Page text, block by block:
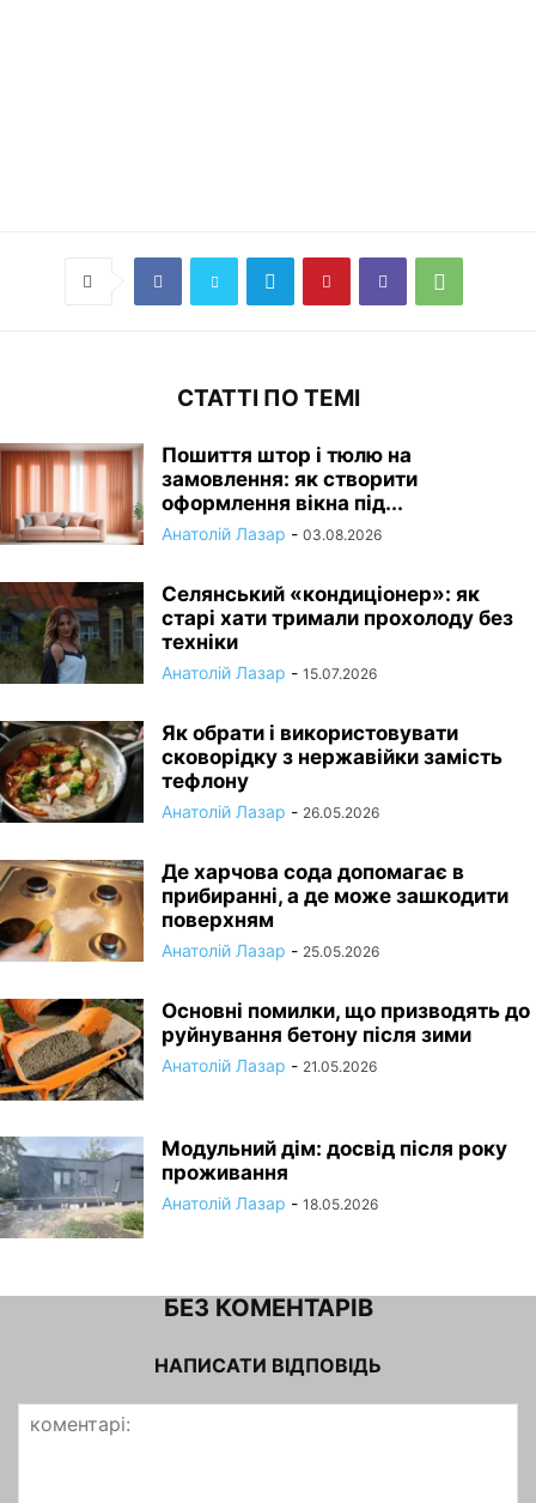
СТАТТІ ПО ТЕМІ
Пошиття штор і тюлю на
замовлення: як створити
оформлення вікна під...
Анатолій Лазар - 03.08.2026
Селянський «кондиціонер»: як
старі хати тримали прохолоду без
техніки
Анатолій Лазар - 15.07.2026
Як обрати і використовувати
сковорідку з нержавійки замість
тефлону
Анатолій Лазар - 26.05.2026
Де харчова сода допомагає в
прибиранні, а де може зашкодити
поверхням
Анатолій Лазар - 25.05.2026
Основні помилки, що призводять до
руйнування бетону після зими
Анатолій Лазар - 21.05.2026
Модульний дім: досвід після року
проживання
Анатолій Лазар - 18.05.2026
БЕЗ КОМЕНТАРІВ
НАПИСАТИ ВІДПОВІДЬ